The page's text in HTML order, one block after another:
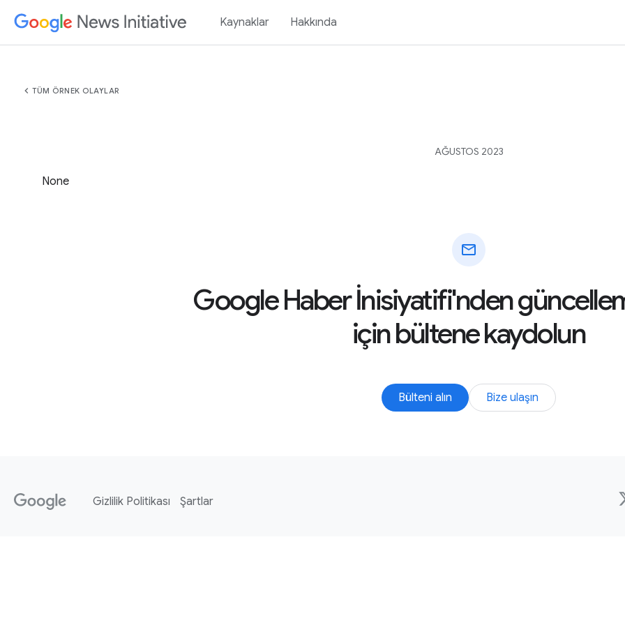
Kaynaklar Hakkında
chevron_left TÜM ÖRNEK OLAYLAR
AĞUSTOS 2023
None
mail
Google Haber İnisiyatifi'nden
için bültene kaydolun
Bülteni alın Bize ulaşın
Gizlilik Politikası Şartlar